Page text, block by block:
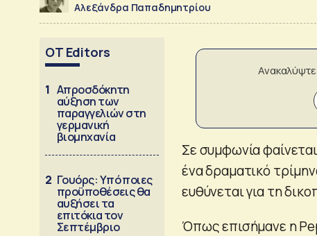
Αλεξάνδρα Παπαδημητρίου
OT Editors
1 Απροσδόκητη
αύξηση των
παραγγελιών στη
γερμανική
βιομηχανία
2 Γουόρς: Υπό ποιες
προϋποθέσεις θα
αυξήσει τα
επιτόκια τον
Σεπτέμβριο
Σε συμφωνία
ένα δραματικό
ευθύνεται για τη
Όπως επισήμανε η